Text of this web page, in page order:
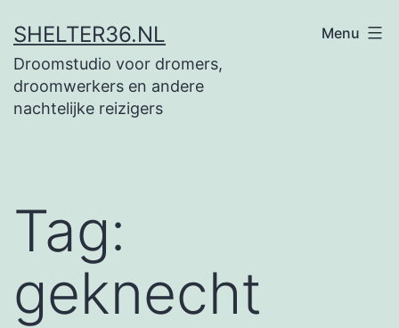
naar
de
inhoud
SHELTER36.NL
Droomstudio voor dromers,
droomwerkers en andere
nachtelijke reizigers
Menu
Tag:
geknecht